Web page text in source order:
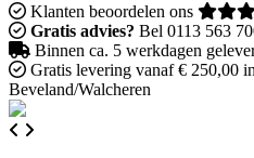
Klanten beoordelen ons
Gratis advies? Bel 0113 563
Binnen ca. 5 werkdagen
Gratis levering vanaf € 250,00
Beveland/Walcheren